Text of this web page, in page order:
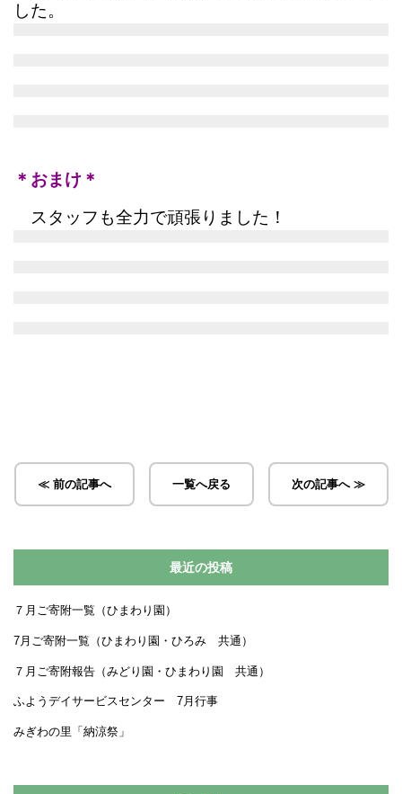
した。
＊おまけ＊
スタッフも全力で頑張りました！
≪ 前の記事へ 一覧へ戻る 次の記事へ ≫
最近の投稿
７月ご寄附一覧（ひまわり園）
7月ご寄附一覧（ひまわり園・ひろみ 共通）
７月ご寄附報告（みどり園・ひまわり園 共通）
ふようデイサービスセンター 7月行事
みぎわの里「納涼祭」